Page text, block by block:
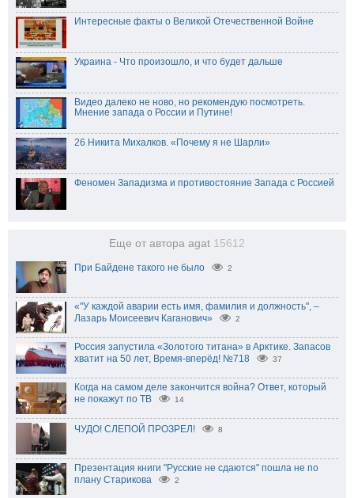
Интересные факты о Великой Отечественной Войне
Украина - Что произошло, и что будет дальше
Видео далеко не ново, но рекомендую посмотреть.
Мнение запада о России и Путине!
26 Никита Михалков. «Почему я не Шарли»
Феномен Западизма и противостояние Запада с Россией
Еще от автора agat 15612
При Байдене такого не было 2
«"У каждой аварии есть имя, фамилия и должность", –
Лазарь Моисеевич Каганович»
2
Россия запустила «Золотого титана» в Арктике. Запасов
хватит на 50 лет, Время-вперёд! №718
37
Когда на самом деле закончится война? Ответ, который
не покажут по ТВ
14
ЧУДО! СЛЕПОЙ ПРОЗРЕЛ! 8
Презентация книги "Русские не сдаются" пошла не по
плану Старикова
2